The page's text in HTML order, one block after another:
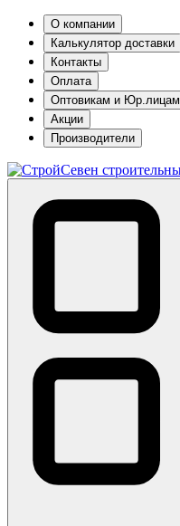
О компании
Калькулятор доставки
Контакты
Оплата
Оптовикам и Юр.лицам
Акции
Производители